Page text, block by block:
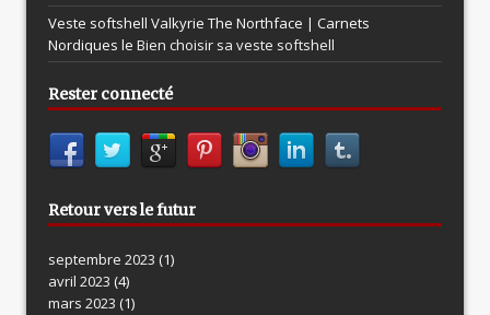
Veste softshell Valkyrie The Northface | Carnets
Nordiques le Bien choisir sa veste softshell
Rester connecté
Retour vers le futur
septembre 2023 (1)
avril 2023 (4)
mars 2023 (1)